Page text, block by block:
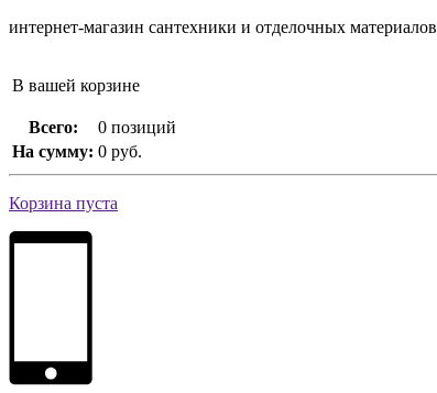
интернет-магазин сантехники и отделочных материалов
В вашей корзине
Всего:
0 позиций
На сумму: 0 руб.
Корзина пуста